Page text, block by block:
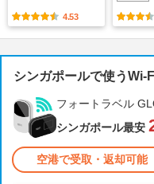
4.53
シンガポールで使うWi-
フォートラベル
シンガポール最安
空港で受取・返却可能